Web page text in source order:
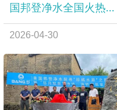
国邦登净水全国火热招
商，共赢万亿健康蓝海
2026-04-30